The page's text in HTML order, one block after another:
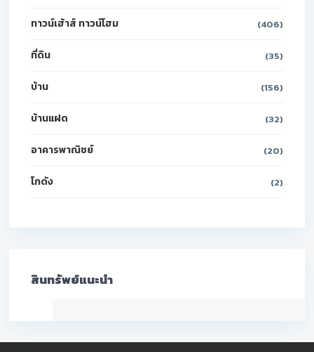
ทาวน์เฮ้าส์ ทาวน์โฮม (406)
ที่ดิน (35)
บ้าน (156)
บ้านแฝด (32)
อาคารพาณิชย์ (20)
โกดัง (2)
สินทรัพย์แนะนำ